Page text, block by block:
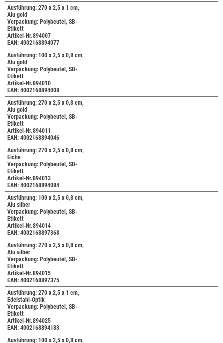
Ausführung: 270 x 2,5 x 1 cm,
Alu gold
Verpackung: Polybeutel, SB-
Etikett
Artikel-Nr.894007
EAN: 4002168894077
Ausführung: 100 x 2,5 x 0,8 cm,
Alu gold
Verpackung: Polybeutel, SB-
Etikett
Artikel-Nr.894010
EAN: 4002168894008
Ausführung: 270 x 2,5 x 0,8 cm,
Alu gold
Verpackung: Polybeutel, SB-
Etikett
Artikel-Nr.894011
EAN: 4002168894046
Ausführung: 270 x 2,5 x 0,8 cm,
Eiche
Verpackung: Polybeutel, SB-
Etikett
Artikel-Nr.894013
EAN: 4002168894084
Ausführung: 100 x 2,5 x 0,8 cm,
Alu silber
Verpackung: Polybeutel, SB-
Etikett
Artikel-Nr.894014
EAN: 4002168897368
Ausführung: 270 x 2,5 x 0,8 cm,
Alu silber
Verpackung: Polybeutel, SB-
Etikett
Artikel-Nr.894015
EAN: 4002168897375
Ausführung: 270 x 2,5 x 1 cm,
Edelstahl-Optik
Verpackung: Polybeutel, SB-
Etikett
Artikel-Nr.894025
EAN: 4002168894183
Ausführung: 100 x 2,5 x 0,8 cm,